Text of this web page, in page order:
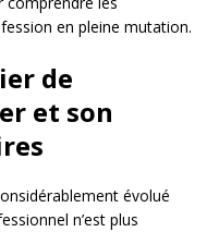
en pleine mutation.
de
et son
évolué
n’est plus